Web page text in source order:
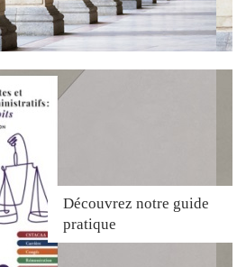
Découvrez notre guide
pratique